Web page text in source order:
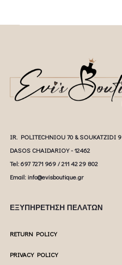
IR. POLITECHNIOU 70 & SOUKATZIDI 9
DASOS CHAIDARIOY - 12462
Tel: 697 7271 969 / 211 42 29 802
Email: info@evisboutique.gr
ΕΞΥΠΗΡΕΤΗΣΗ ΠΕΛΑΤΩΝ
RETURN POLICY
PRIVACY POLICY